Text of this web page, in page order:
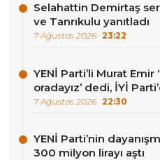
Selahattin Demirtaş
ve Tanrıkulu yanıtladı
7 Ağustos 2026 23:22
YENİ Parti’li Murat
oradayız’ dedi, İYİ
7 Ağustos 2026 22:30
YENİ Parti’nin
300 milyon lirayı aştı